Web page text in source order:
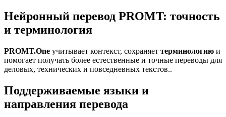
Нейронный перевод PROMT: точность
и терминология
PROMT.One учитывает контекст, сохраняет терминологию и
помогает получать более естественные и точные переводы для
деловых, технических и повседневных текстов..
Поддерживаемые языки и
направления перевода